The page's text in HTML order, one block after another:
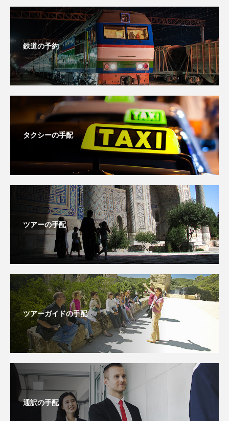
鉄道の予約
タクシーの手配
ツアーの手配
ツアーガイドの手配
通訳の手配